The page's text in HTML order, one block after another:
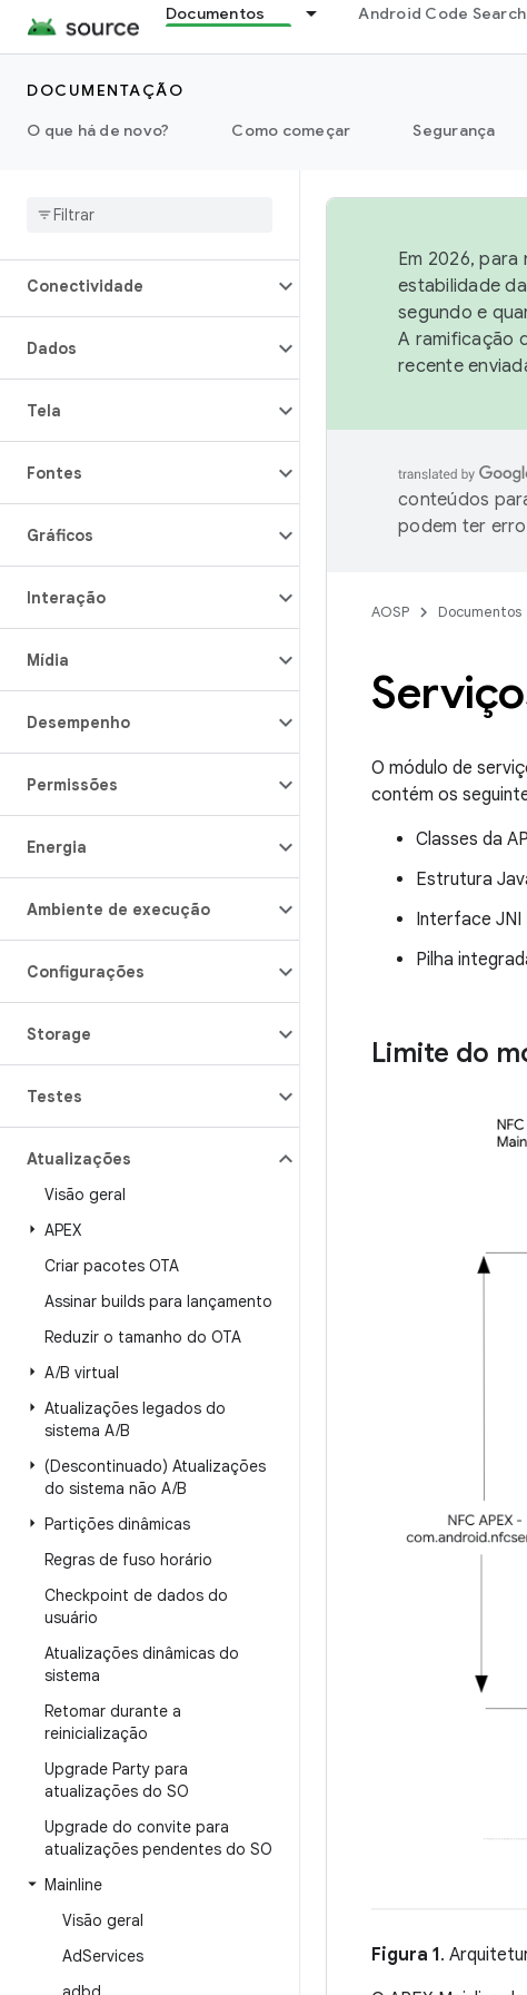
Documentos Android Code Search
DOCUMENTAÇÃO
O que há de novo?
Como começar Segurança
Visão geral
Arquitetura
Câmera
Conectividade
Dados
Tela
Fontes
Gráficos
Interação
Mídia
Desempenho
Permissões
Energia
Ambiente de execução
Configurações
Storage
Testes
Atualizações
Visão geral
APEX
Criar pacotes OTA
Assinar builds para lançamento
Reduzir o tamanho do OTA
A/B virtual
Atualizações legados do
sistema A/B
(Descontinuado) Atualizações
do sistema não A/B
Partições dinâmicas
Regras de fuso horário
Checkpoint de dados do
usuário
Atualizações dinâmicas do
sistema
Retomar durante a
reinicialização
Upgrade Party para
atualizações do SO
Upgrade do convite para
atualizações pendentes do SO
Mainline
Visão geral
AdServices
Em 2026,
estabilidade
segundo e
A ramificação
recente
conteúdos
podem ter
AOSP Documentos
O módulo de
contém os
Classes da
Estrutura
Interface JNI
Pilha
Limite do
Figura 1.